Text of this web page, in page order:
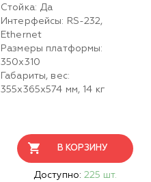
Стойка: Да
Интерфейсы: RS-232,
Ethernet
Размеры платформы:
350х310
Габариты, вес:
355x365x574 мм, 14 кг
В КОРЗИНУ
Доступно: 225 шт.